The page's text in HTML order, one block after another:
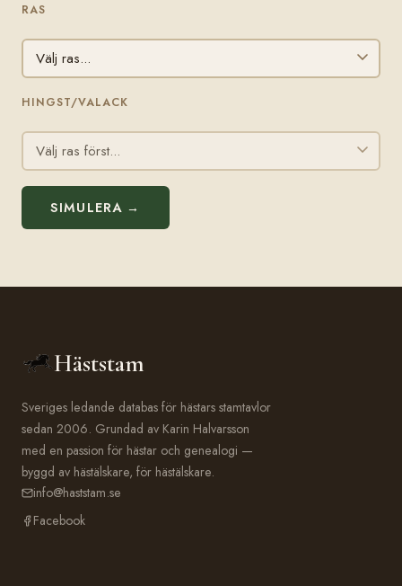
RAS
HINGST/VALACK
SIMULERA →
Häststam
Sveriges ledande databas för hästars stamtavlor
sedan 2006. Grundad av Karin Halvarsson
med en passion för hästar och genealogi —
byggd av hästälskare, för hästälskare.
info@haststam.se
Facebook